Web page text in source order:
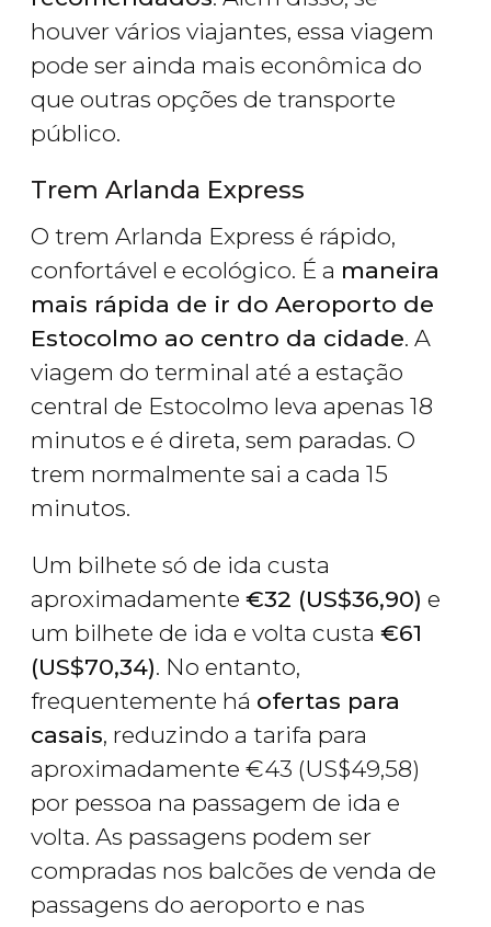
houver vários viajantes, essa viagem
pode ser ainda mais econômica do
que outras opções de transporte
público.
Trem Arlanda Express
O trem Arlanda Express é rápido,
confortável e ecológico. É a maneira
mais rápida de ir do Aeroporto de
Estocolmo ao centro da cidade. A
viagem do terminal até a estação
central de Estocolmo leva apenas 18
minutos e é direta, sem paradas. O
trem normalmente sai a cada 15
minutos.
Um bilhete só de ida custa
aproximadamente €32 (US$36,90) e
um bilhete de ida e volta custa €61
(US$70,34). No entanto,
frequentemente há ofertas para
casais, reduzindo a tarifa para
aproximadamente €43 (US$49,58)
por pessoa na passagem de ida e
volta. As passagens podem ser
compradas nos balcões de venda de
passagens do aeroporto e nas